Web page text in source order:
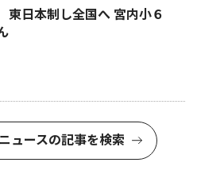
日本制し全国へ 宮内小６
ュースの記事を検索